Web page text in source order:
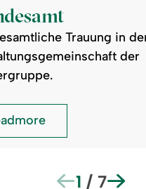
Trauung in
der
1 / 7